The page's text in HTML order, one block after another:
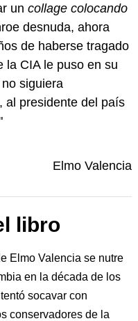
un collage colocando
desnuda, ahora
de haberse tragado
la CIA le puso en su
siguiera
al presidente del país
Elmo Valencia
libro
Elmo Valencia se nutre
en la década de los
socavar con
conservadores de la